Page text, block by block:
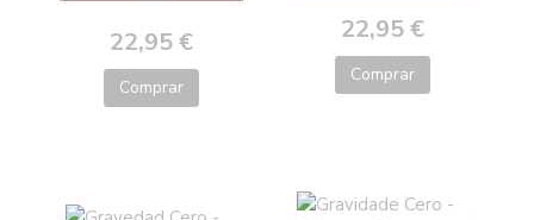
22,95 €
Comprar
22,95 €
Comprar